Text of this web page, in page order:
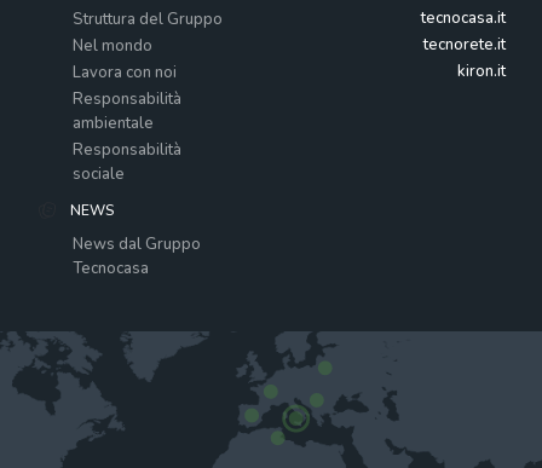
Struttura del Gruppo
Nel mondo
Lavora con noi
Responsabilità
ambientale
Responsabilità
sociale
NEWS
News dal Gruppo
Tecnocasa
tecnocasa.it
tecnorete.it
kiron.it